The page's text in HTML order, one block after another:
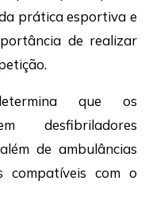
prática esportiva e
de realizar
que os
desfibriladores
de ambulâncias
compatíveis com o